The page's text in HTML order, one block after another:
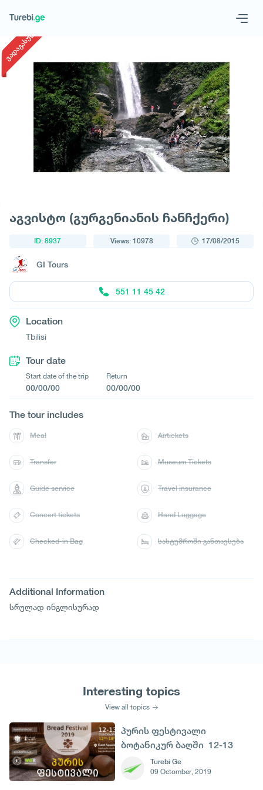
Request a tour
ვადაგასული
აგვისტო (გურგენიანის ჩანჩქერი)
ID: 8937 Views: 10978 17/08/2015
GI Tours
551 11 45 42
Location
Tbilisi
Tour date
Start date of the trip
00/00/00
Return
00/00/00
Additional Information
სრულად ინგლისურად
The tour includes
Meal Airtickets
Transfer Museum Tickets
Guide service Travel insurance
Concert tickets Hand Luggage
Checked-in Bag სასტუმროში განთავსება
Interesting topics
View all topics
პურის ფესტივალი
ბოტანიკურ ბაღში 12-13
ოქტომბერს
Turebi Ge
09 Octomber, 2019